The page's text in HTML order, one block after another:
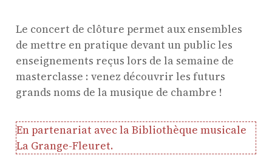
Le concert de clôture permet aux ensembles
de mettre en pratique devant un public les
enseignements reçus lors de la semaine de
masterclasse : venez découvrir les futurs
grands noms de la musique de chambre !
En partenariat avec la Bibliothèque musicale
La Grange-Fleuret.
interprètes
Formation
professionnelle et
masterclasses
Projets européens
Actions culturelles
Concerts et événements
Pratiques amateurs